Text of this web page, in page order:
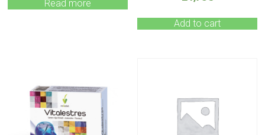
Read more
Add to cart